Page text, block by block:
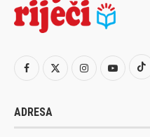
ADRESA